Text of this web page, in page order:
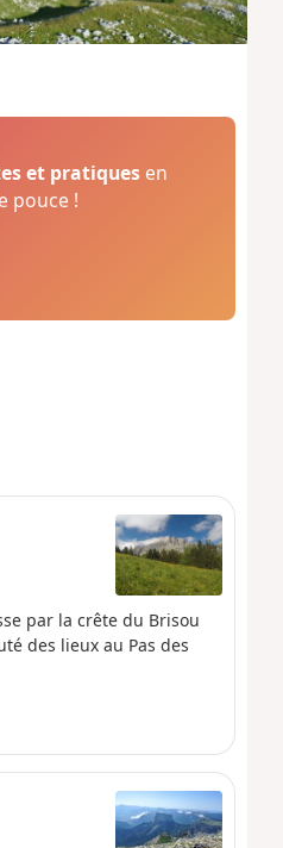
et pratiques en
pouce !
par la crête du Brisou
des lieux au Pas des